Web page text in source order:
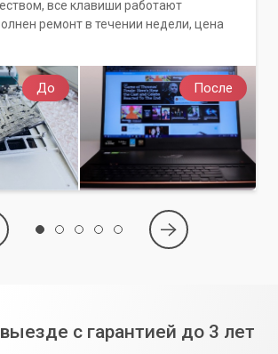
До После
все клавиши работают
ремонт в течении недели, цена
с гарантией до 3 лет